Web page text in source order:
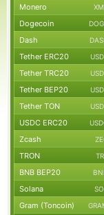
Monero
Dogecoin
Dash
Tether ERC20
Tether TRC20
Tether BEP20
Tether TON
USDC ERC20
Zcash
TRON
BNB BEP20
Solana
Gram (Toncoin)